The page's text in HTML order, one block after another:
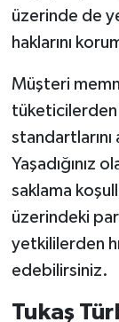
üzerinde de
haklarını
Müşteri
Yaşadığınız
saklama
üzerindeki
yetkililerden
edebilirsiniz.
Tukaş